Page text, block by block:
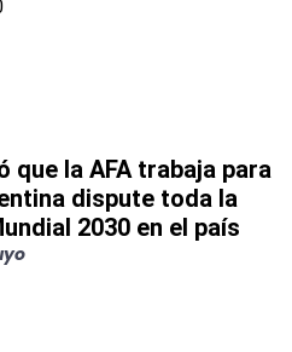
que la AFA trabaja para
dispute toda la
2030 en el país